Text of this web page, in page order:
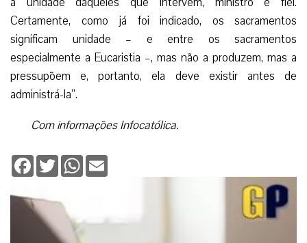
Certamente, como já foi indicado, os sacramentos
significam unidade – e entre os sacramentos
especialmente a Eucaristia –, mas não a produzem, mas a
pressupõem e, portanto, ela deve existir antes de
administrá-la”.
Com informações Infocatólica.
Facebook
TwitterWhatsApp